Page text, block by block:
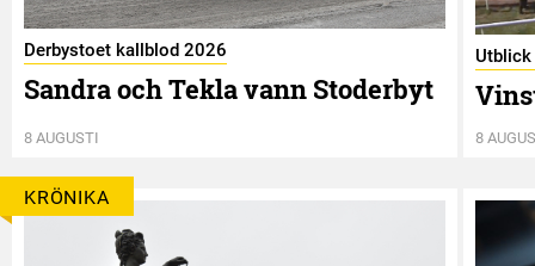
Derbystoet kallblod 2026
Sandra och Tekla vann Stoderbyt
8 AUGUSTI
Utblick
8
KRÖNIKA